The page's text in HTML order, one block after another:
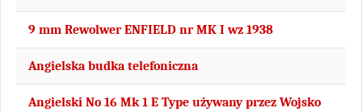
9 mm Rewolwer ENFIELD nr MK I wz 1938
Angielska budka telefoniczna
Angielski No 16 Mk 1 E Type używany przez Wojsko